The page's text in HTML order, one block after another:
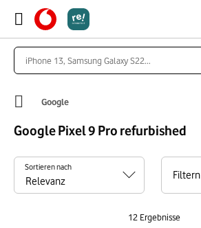
Google
Google Pixel 9 Pro refurbished
12 Ergebnisse
Sortieren nach
Filtern